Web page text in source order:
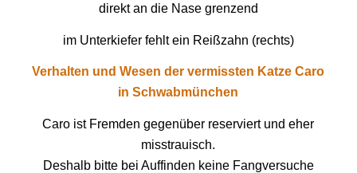
direkt an die Nase grenzend
im Unterkiefer fehlt ein Reißzahn (rechts)
Verhalten und Wesen der vermissten Katze Caro
in Schwabmünchen
Caro ist Fremden gegenüber reserviert und eher
misstrauisch.
Deshalb bitte bei Auffinden keine Fangversuche